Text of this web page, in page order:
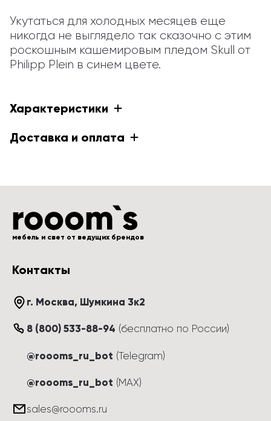
Укутаться для холодных месяцев еще
никогда не выглядело так сказочно с этим
роскошным кашемировым пледом Skull от
Philipp Plein в синем цвете.
Характеристики
Доставка и оплата
мебель и свет от ведущих брендов
Контакты
г. Москва, Шумкина 3к2
8 (800) 533-88-94 (бесплатно по России)
@roooms_ru_bot (Telegram)
@roooms_ru_bot (MAX)
sales@roooms.ru